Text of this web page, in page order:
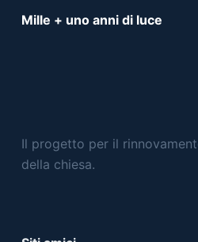
Mille + uno anni di luce
Il progetto per il
della chiesa.